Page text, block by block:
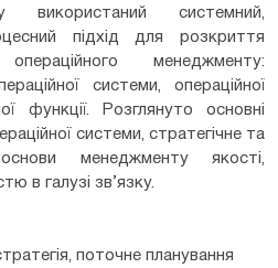
використаний системний,
підхід для розкриття
менеджменту:
системи, операційної
функції. Розглянуто основні
системи, стратегічне та
менеджменту якості,
в галузі зв’язку.
поточне планування